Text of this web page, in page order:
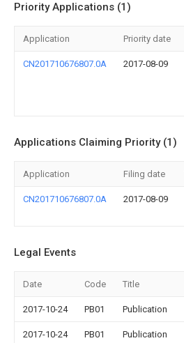
Priority Applications (1)
Application Priority date
CN201710676807.0A 2017-08-09
Applications Claiming Priority (1)
Application Filing date
CN201710676807.0A 2017-08-09
Legal Events
Date Code Title
2017-10-24 PB01 Publication
2017-10-24 PB01 Publication